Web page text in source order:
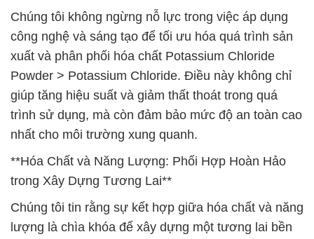
Chúng tôi không ngừng nỗ lực trong việc áp dụng
công nghệ và sáng tạo để tối ưu hóa quá trình sản
xuất và phân phối hóa chất Potassium Chloride
Powder > Potassium Chloride. Điều này không chỉ
giúp tăng hiệu suất và giảm thất thoát trong quá
trình sử dụng, mà còn đảm bảo mức độ an toàn cao
nhất cho môi trường xung quanh.
**Hóa Chất và Năng Lượng: Phối Hợp Hoàn Hảo
trong Xây Dựng Tương Lai**
Chúng tôi tin rằng sự kết hợp giữa hóa chất và năng
lượng là chìa khóa để xây dựng một tương lai bền